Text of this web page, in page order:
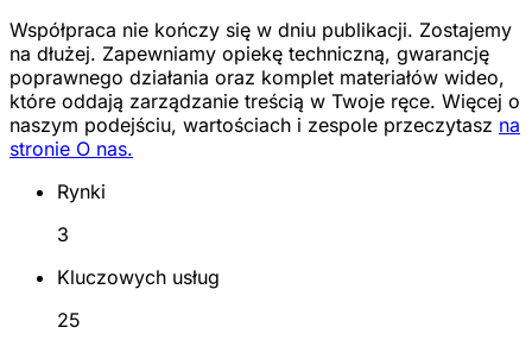
Współpraca nie kończy się w dniu publikacji. Zostajemy
na dłużej. Zapewniamy opiekę techniczną, gwarancję
poprawnego działania oraz komplet materiałów wideo,
które oddają zarządzanie treścią w Twoje ręce. Więcej o
naszym podejściu, wartościach i zespole przeczytasz na
stronie O nas.
Rynki
3
Kluczowych usług
25